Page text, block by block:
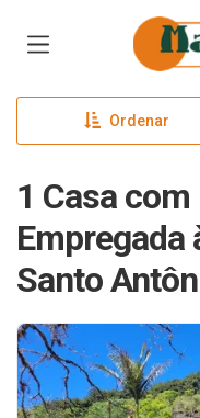
Ordenar
1 Casa
Empregada
Santo